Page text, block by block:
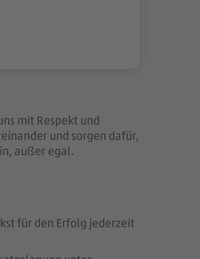
mit Respekt und
und sorgen dafür,
außer egal.
für den Erfolg jederzeit